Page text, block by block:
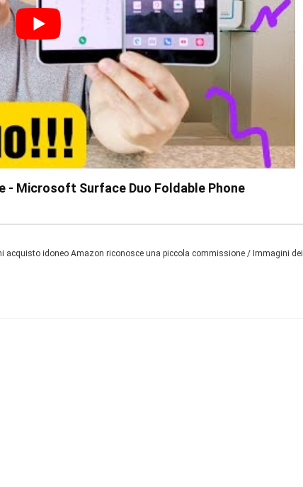
- Microsoft Surface Duo Foldable Phone
acquisto idoneo Amazon riconosce una piccola commissione / Immagini dei